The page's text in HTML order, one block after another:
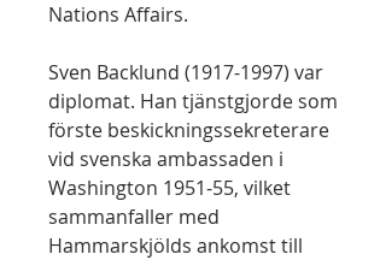
Nations Affairs.
Sven Backlund (1917-1997) var
diplomat. Han tjänstgjorde som
förste beskickningssekreterare
vid svenska ambassaden i
Washington 1951-55, vilket
sammanfaller med
Hammarskjölds ankomst till